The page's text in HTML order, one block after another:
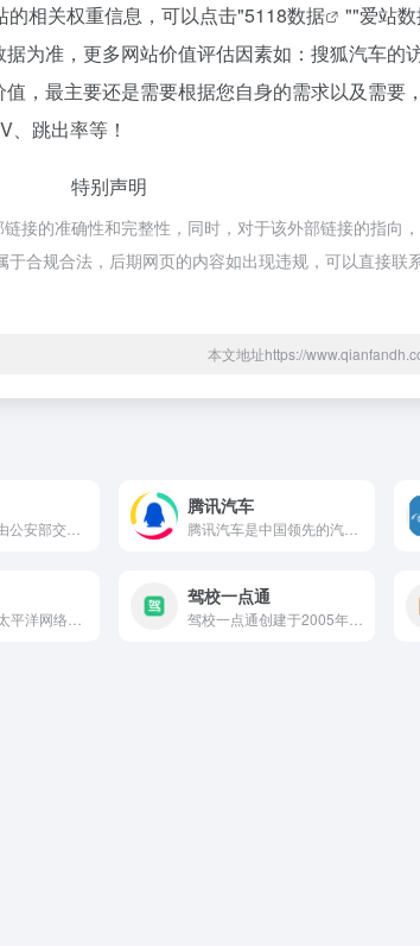
相关权重信息，可以点击"5118数据 ""爱站
为准，更多网站价值评估因素如：搜狐汽车的
，最主要还是需要根据您自身的需求以及需要
跳出率等！
特别声明
接的准确性和完整性，同时，对于该外部链接的指向
合规合法，后期网页的内容如出现违规，可以直接联
本文地址https://
腾讯汽车
腾讯汽车是中国领先的汽车门户媒体，依托腾讯公司强大的互联网平...
驾校一点通
驾校一点通创建于2005年11月，是杭州联桥网络科技有限公司...